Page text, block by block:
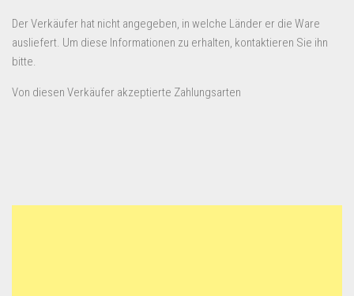
Der Verkäufer hat nicht angegeben, in welche Länder er die Ware
ausliefert. Um diese Informationen zu erhalten, kontaktieren Sie ihn
bitte.
Von diesen Verkäufer akzeptierte Zahlungsarten